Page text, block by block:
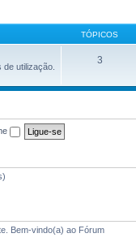
TÓPICOS
utilização.
3
Bem-vindo(a) ao Fórum